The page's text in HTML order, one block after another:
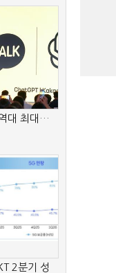
대 최대…
2분기 성